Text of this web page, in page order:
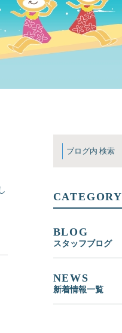
CATEGORY
BLOG
スタッフブログ
NEWS
新着情報一覧